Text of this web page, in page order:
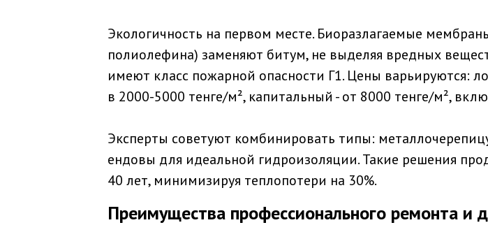
Экологичность на первом месте. Биоразлагаемые
полиолефина) заменяют битум, не выделяя вредных
имеют класс пожарной опасности Г1. Цены варьируются:
в 2000-5000 тенге/м², капитальный - от 8000 тенге/м²,
Эксперты советуют комбинировать типы:
ендовы для идеальной гидроизоляции. Такие решения
40 лет, минимизируя теплопотери на 30%.
Преимущества профессионального ремонта и